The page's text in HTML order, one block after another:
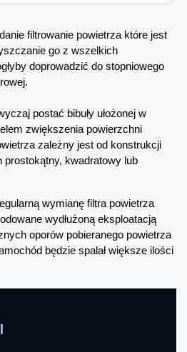
filtrowanie powietrza które jest
go z wszelkich
doprowadzić do stopniowego
postać bibuły ułożonej w
zwiększenia powierzchni
zależny jest od konstrukcji
kwadratowy lub
wymianę filtra powietrza
wydłużoną eksploatacją
oporów pobieranego powietrza
będzie spalał większe ilości